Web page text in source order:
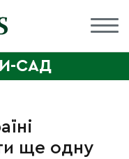
САД
ще одну